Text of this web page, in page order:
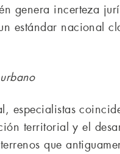
genera incerteza
estándar nacional
especialistas
territorial y el
que